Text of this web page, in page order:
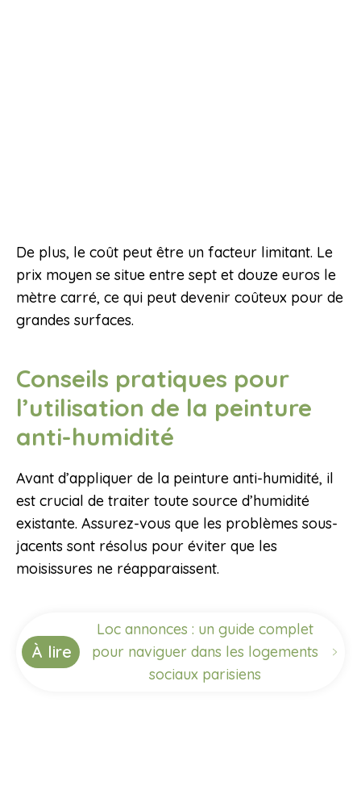
De plus, le coût peut être un facteur limitant. Le
prix moyen se situe entre sept et douze euros le
mètre carré, ce qui peut devenir coûteux pour de
grandes surfaces.
Conseils pratiques pour
l’utilisation de la peinture
anti-humidité
Avant d’appliquer de la peinture anti-humidité, il
est crucial de traiter toute source d’humidité
existante. Assurez-vous que les problèmes sous-
jacents sont résolus pour éviter que les
moisissures ne réapparaissent.
À lire
Loc annonces : un guide complet
pour naviguer dans les logements
sociaux parisiens